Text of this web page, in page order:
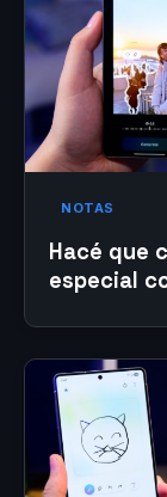
NOTAS
Hacé que
especial